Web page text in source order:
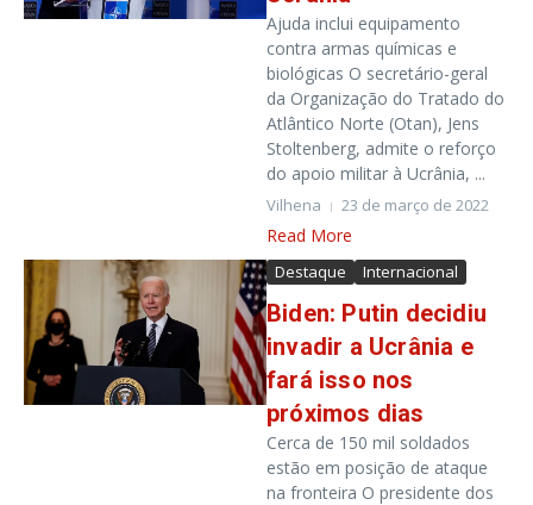
Ajuda inclui equipamento
contra armas químicas e
biológicas O secretário-geral
da Organização do Tratado do
Atlântico Norte (Otan), Jens
Stoltenberg, admite o reforço
do apoio militar à Ucrânia, ...
Vilhena 23 de março de 2022
Read More
Destaque Internacional
Biden: Putin decidiu
invadir a Ucrânia e
fará isso nos
próximos dias
Cerca de 150 mil soldados
estão em posição de ataque
na fronteira O presidente dos